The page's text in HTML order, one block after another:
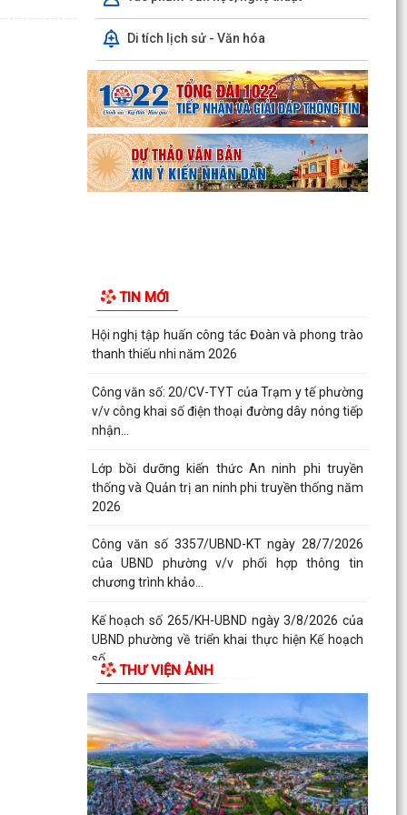
Di tích lịch sử - Văn hóa
TIN MỚI
Ban đại diện Hội đồng quản trị Ngân hàng Chính
sách xã hội phường Kiến An tổ chức phiên họp
giao...
TỪ NGÀY 08/8/2026: NHIỀU THỦ TỤC HÀNH
CHÍNH TRỰC TUYẾN TẠI THÀNH PHỐ HẢI
PHÒNG ĐƯỢC THU PHÍ, LỆ PHÍ...
thành phố...
Hội nghị tập huấn công tác Đoàn và phong trào
thanh thiếu nhi năm 2026
Công văn số: 20/CV-TYT của Trạm y tế phường
v/v công khai số điện thoại đường dây nóng tiếp
nhận...
Lớp bồi dưỡng kiến thức An ninh phi truyền
thống và Quản trị an ninh phi truyền thống năm
2026
Công văn số 3357/UBND-KT ngày 28/7/2026
của UBND phường v/v phối hợp thông tin
chương trình khảo...
Kế hoạch số 265/KH-UBND ngày 3/8/2026 của
UBND phường về triển khai thực hiện Kế hoạch
số...
UBND phường làm việc với các hộ dân đang sử
dụng đất của UBND phường tại tổ dân phố Lãm
Khê (giáp...
PHƯỜNG KIẾN AN THAM DỰ HỘI NGHỊ TRỰC
TUYẾN THÀNH PHỐ VỀ TIẾN ĐỘ ĐO ĐẠC, LẬP
BẢN ĐỒ ĐỊA CHÍNH, LẬP...
THƯ VIỆN ẢNH